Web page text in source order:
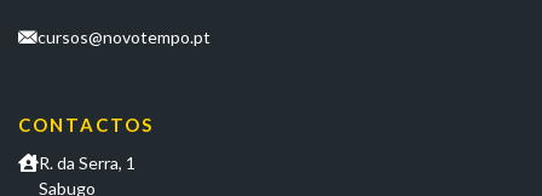
cursos@novotempo.pt
CONTACTOS
R. da Serra, 1
Sabugo